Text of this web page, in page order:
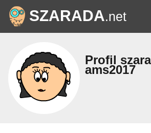
SZARADA.net
Profil
ams2017